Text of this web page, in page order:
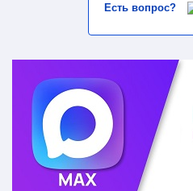
Есть вопрос?